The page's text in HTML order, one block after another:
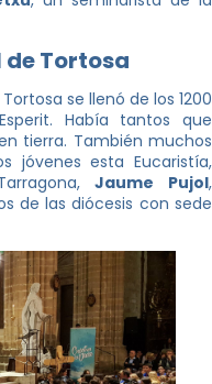
Tortosa
se llenó de los 1200
Había tantos que
tierra. También muchos
jóvenes esta Eucaristía,
Jaume Pujol,
de las diócesis con sede